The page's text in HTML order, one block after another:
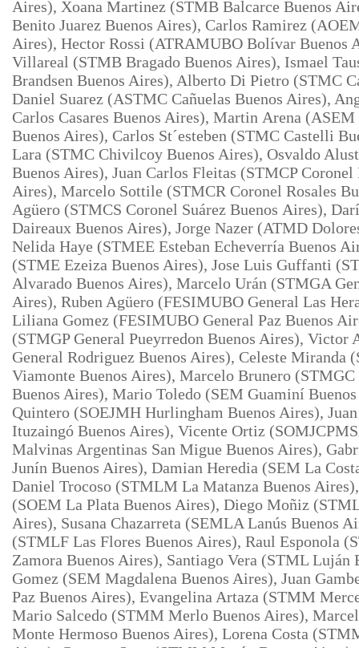
Aires), Xoana Martinez (STMB Balcarce Buenos
Benito Juarez Buenos Aires), Carlos Ramirez
Aires), Hector Rossi (ATRAMUBO Bolívar Buenos
Villareal (STMB Bragado Buenos Aires), Ismael
Brandsen Buenos Aires), Alberto Di Pietro (STMC
Daniel Suarez (ASTMC Cañuelas Buenos Aires),
Carlos Casares Buenos Aires), Martin Arena (ASEM
Buenos Aires), Carlos St´esteben (STMC Castelli
Lara (STMC Chivilcoy Buenos Aires), Osvaldo
Buenos Aires), Juan Carlos Fleitas (STMCP Coronel
Aires), Marcelo Sottile (STMCR Coronel Rosales
Agüero (STMCS Coronel Suárez Buenos Aires),
Daireaux Buenos Aires), Jorge Nazer (ATMD
Nelida Haye (STMEE Esteban Echeverría Buenos
(STME Ezeiza Buenos Aires), Jose Luis Guffanti
Alvarado Buenos Aires), Marcelo Urán (STMGA
Aires), Ruben Agüero (FESIMUBO General Las
Liliana Gomez (FESIMUBO General Paz Buenos
(STMGP General Pueyrredon Buenos Aires), Victor
General Rodriguez Buenos Aires), Celeste Miranda
Viamonte Buenos Aires), Marcelo Brunero (STMGC
Buenos Aires), Mario Toledo (SEM Guaminí
Quintero (SOEJMH Hurlingham Buenos Aires),
Ituzaingó Buenos Aires), Vicente Ortiz
Malvinas Argentinas San Migue Buenos Aires),
Junín Buenos Aires), Damian Heredia (SEM La
Daniel Trocoso (STMLM La Matanza Buenos
(SOEM La Plata Buenos Aires), Diego Moñiz
Aires), Susana Chazarreta (SEMLA Lanús Buenos
(STMLF Las Flores Buenos Aires), Raul Esponola
Zamora Buenos Aires), Santiago Vera (STML Luján
Gomez (SEM Magdalena Buenos Aires), Juan
Paz Buenos Aires), Evangelina Artaza (STMM
Mario Salcedo (STMM Merlo Buenos Aires),
Monte Hermoso Buenos Aires), Lorena Costa